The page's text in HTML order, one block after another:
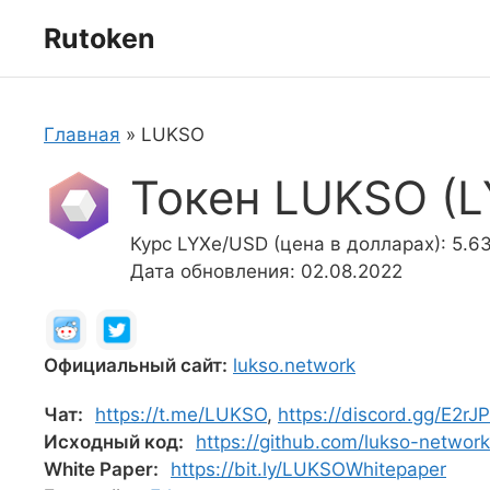
Rutoken
Главная » LUKSO
Токен LUKSO
Курс LYXe/USD (цена в долларах): 5.63
Дата обновления: 02.08.2022
Официальный сайт: lukso.network
Чат: https://t.me/LUKSO, https://discord.gg/
Исходный код:
https://github.com/lukso-network
White Paper:
https://bit.ly/LUKSOWhitepaper